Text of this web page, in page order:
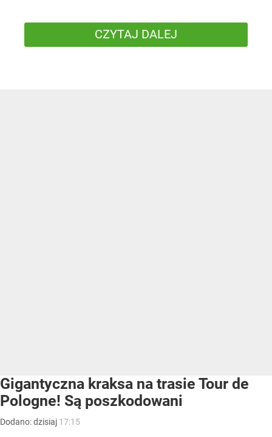
CZYTAJ DALEJ
Gigantyczna kraksa na trasie Tour de
Pologne! Są poszkodowani
Dodano:dzisiaj 17:15